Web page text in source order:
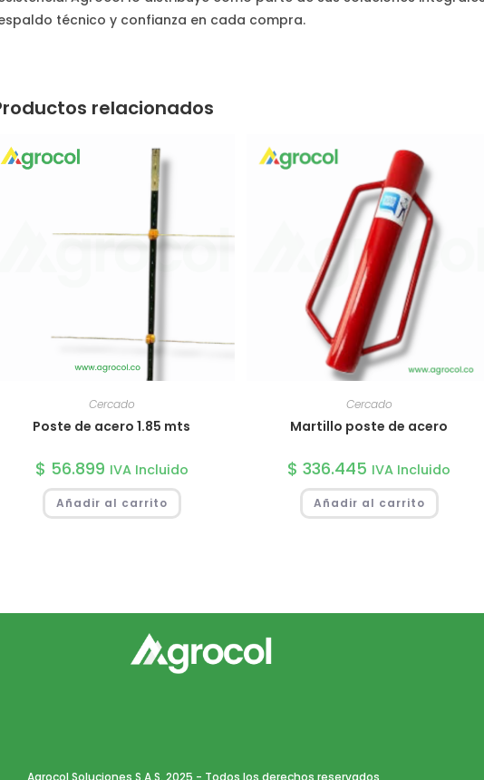
técnico y confianza en cada compra.
relacionados
Cercado
Poste de acero 1.85 mts
$ 56.899 IVA Incluido
Añadir al carrito
Cercado
Martillo poste de acero
$ 336.445 IVA Incluido
Añadir al carrito
Agrocol Soluciones S.A.S. 2025 - Todos los derechos reservados